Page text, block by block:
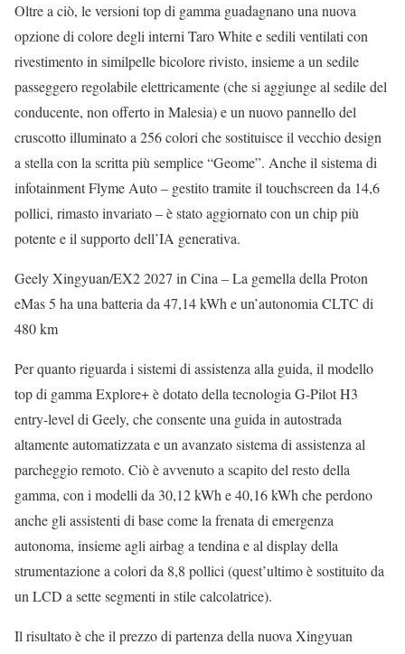
Oltre a ciò, le versioni top di gamma guadagnano una nuova
opzione di colore degli interni Taro White e sedili ventilati con
rivestimento in similpelle bicolore rivisto, insieme a un sedile
passeggero regolabile elettricamente (che si aggiunge al sedile del
conducente, non offerto in Malesia) e un nuovo pannello del
cruscotto illuminato a 256 colori che sostituisce il vecchio design
a stella con la scritta più semplice “Geome”. Anche il sistema di
infotainment Flyme Auto – gestito tramite il touchscreen da 14,6
pollici, rimasto invariato – è stato aggiornato con un chip più
potente e il supporto dell’IA generativa.
Geely Xingyuan/EX2 2027 in Cina – La gemella della Proton
eMas 5 ha una batteria da 47,14 kWh e un’autonomia CLTC di
480 km
Per quanto riguarda i sistemi di assistenza alla guida, il modello
top di gamma Explore+ è dotato della tecnologia G-Pilot H3
entry-level di Geely, che consente una guida in autostrada
altamente automatizzata e un avanzato sistema di assistenza al
parcheggio remoto. Ciò è avvenuto a scapito del resto della
gamma, con i modelli da 30,12 kWh e 40,16 kWh che perdono
anche gli assistenti di base come la frenata di emergenza
autonoma, insieme agli airbag a tendina e al display della
strumentazione a colori da 8,8 pollici (quest’ultimo è sostituito da
un LCD a sette segmenti in stile calcolatrice).
Il risultato è che il prezzo di partenza della nuova Xingyuan